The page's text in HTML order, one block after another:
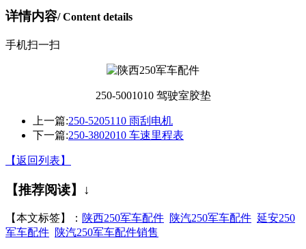
详情内容/ Content details
手机扫一扫
250-5001010 驾驶室胶垫
上一篇:250-5205110 雨刮电机
下一篇:250-3802010 车速里程表
【返回列表】
【推荐阅读】↓
【本文标签】： 陕西250军车配件 陕汽250军车配件 延安250
军车配件 陕汽250军车配件销售